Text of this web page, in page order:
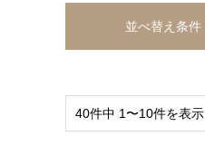
並べ替え条件
40件中 1〜10件を表示